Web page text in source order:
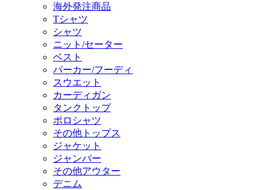
海外発注商品
Tシャツ
シャツ
ニット/セーター
ベスト
パーカー/フーディ
スウエット
カーディガン
タンクトップ
ポロシャツ
その他トップス
ジャケット
ジャンバー
その他アウター
デニム